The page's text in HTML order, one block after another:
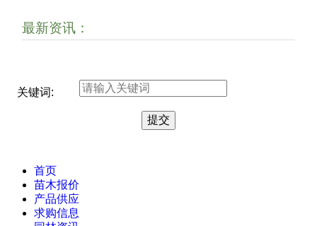
最新资讯：
关键词:
首页
苗木报价
产品供应
求购信息